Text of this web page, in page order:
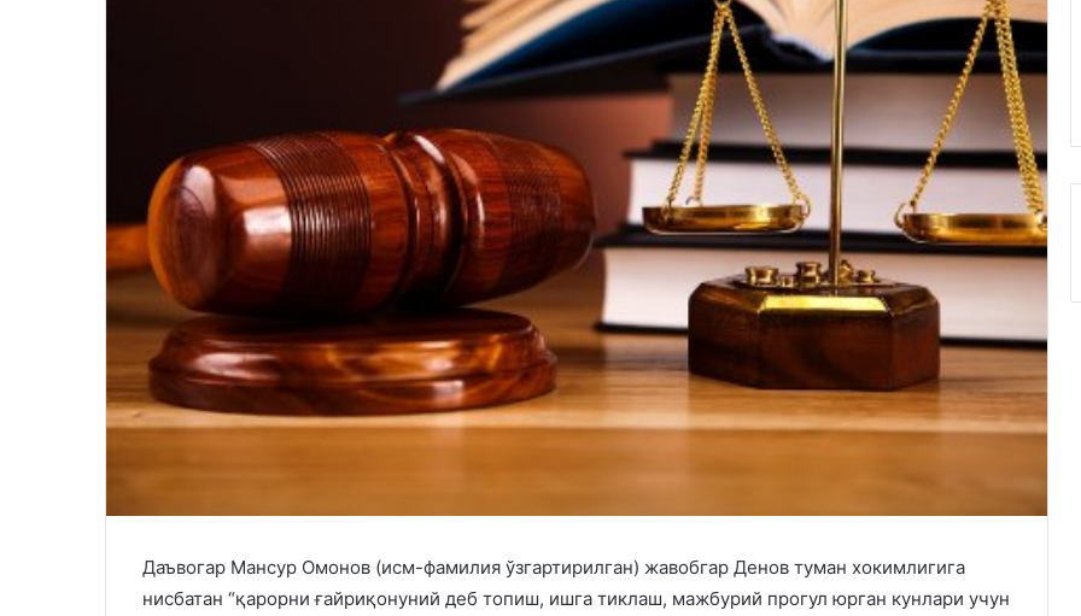
Даъвогар Мансур Омонов (исм-фамилия ўзгартирилган) жавобгар Денов туман хокимлигига
нисбатан “қарорни ғайриқонуний деб топиш, ишга тиклаш, мажбурий прогул юрган кунлари учун